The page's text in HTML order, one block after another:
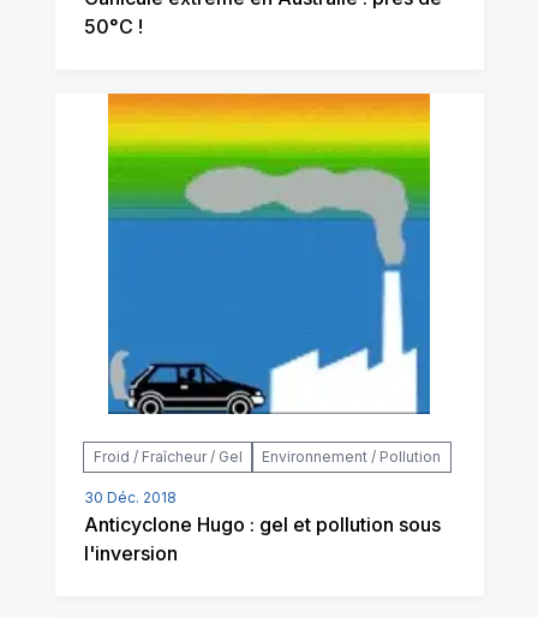
50°C !
Froid / Fraîcheur / Gel Environnement / Pollution
30 Déc. 2018
Anticyclone Hugo : gel et pollution sous
l'inversion